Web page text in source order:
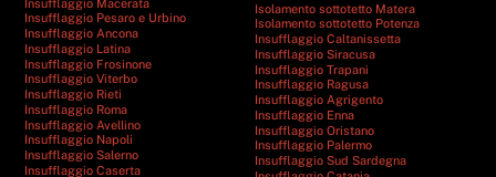
Insufflaggio Macerata
Insufflaggio Pesaro e Urbino
Insufflaggio Ancona
Insufflaggio Latina
Insufflaggio Frosinone
Insufflaggio Viterbo
Insufflaggio Rieti
Insufflaggio Roma
Insufflaggio Avellino
Insufflaggio Napoli
Insufflaggio Salerno
Insufflaggio Caserta
Isolamento sottotetto Matera
Isolamento sottotetto Potenza
Insufflaggio Caltanissetta
Insufflaggio Siracusa
Insufflaggio Trapani
Insufflaggio Ragusa
Insufflaggio Agrigento
Insufflaggio Enna
Insufflaggio Oristano
Insufflaggio Palermo
Insufflaggio Sud Sardegna